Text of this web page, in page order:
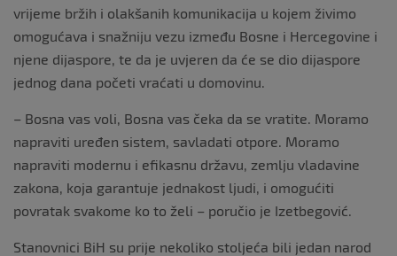
vrijeme bržih i olakšanih komunikacija u kojem živimo
omogućava i snažniju vezu između Bosne i Hercegovine i
njene dijaspore, te da je uvjeren da će se dio dijaspore
jednog dana početi vraćati u domovinu.
– Bosna vas voli, Bosna vas čeka da se vratite. Moramo
napraviti uređen sistem, savladati otpore. Moramo
napraviti modernu i efikasnu državu, zemlju vladavine
zakona, koja garantuje jednakost ljudi, i omogućiti
povratak svakome ko to želi – poručio je Izetbegović.
Stanovnici BiH su prije nekoliko stoljeća bili jedan narod